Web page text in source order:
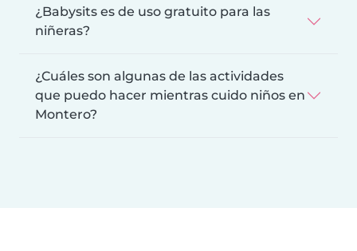
¿Babysits es de uso gratuito para las
niñeras?
¿Cuáles son algunas de las actividades
que puedo hacer mientras cuido niños en
Montero?